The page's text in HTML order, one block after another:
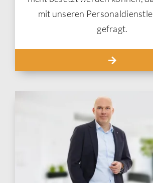
mit unseren
gefragt.